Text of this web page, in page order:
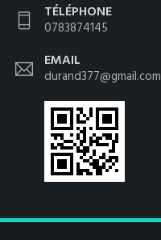
TÉLÉPHONE
0783874145
EMAIL
durand377@gmail.com